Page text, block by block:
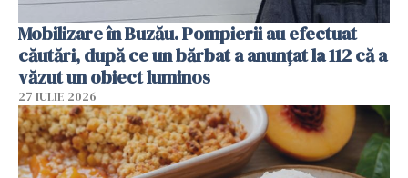
Mobilizare în Buzău. Pompierii au efectuat
căutări, după ce un bărbat a anunțat la 112 că a
văzut un obiect luminos
27 IULIE 2026